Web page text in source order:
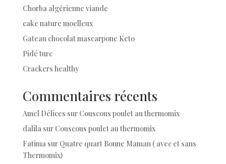
Chorba algérienne viande
cake nature moelleux
Gateau chocolat mascarpone Keto
Pidé turc
Crackers healthy
Commentaires récents
Amel Délices sur Couscous poulet au thermomix
dalilasur Couscous poulet au thermomix
Fatimasur Quatre quart Bonne Maman ( avec et sans
Thermomix)